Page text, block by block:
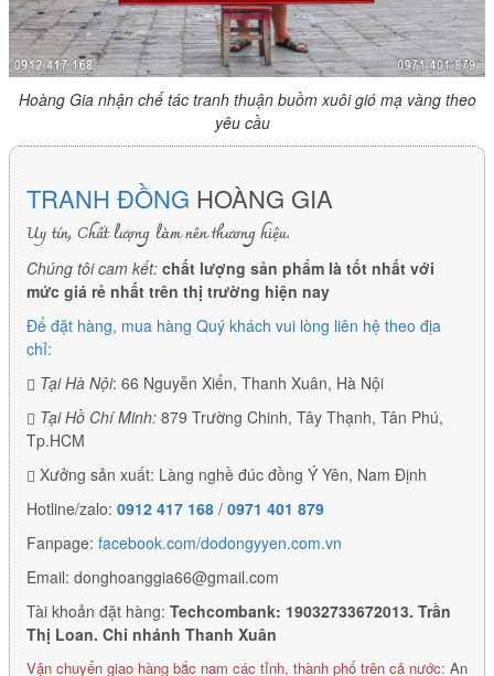
Hoàng Gia nhận chế tác tranh thuận buồm xuôi gió mạ vàng theo
yêu cầu
TRANH ĐỒNG HOÀNG GIA
Uy tín, Chất lượng làm nên thương hiệu.
Chúng tôi cam kết: chất lượng sản phẩm là tốt nhất với
mức giá rẻ nhất trên thị trường hiện nay
Để đặt hàng, mua hàng Quý khách vui lòng liên hệ theo địa
chỉ:
Tại Hà Nội: 66 Nguyễn Xiển, Thanh Xuân, Hà Nội
Tại Hồ Chí Minh: 879 Trường Chinh, Tây Thạnh, Tân Phú,
Tp.HCM
Xưởng sản xuất: Làng nghề đúc đồng Ý Yên, Nam Định
Hotline/zalo: 0912 417 168 / 0971 401 879
Fanpage: facebook.com/dodongyyen.com.vn
Email: donghoanggia66@gmail.com
Tài khoản đặt hàng: Techcombank: 19032733672013. Trần
Thị Loan. Chi nhánh Thanh Xuân
Vận chuyển giao hàng bắc nam các tỉnh, thành phố trên cả nước: An